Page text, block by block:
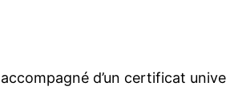
d’un certificat